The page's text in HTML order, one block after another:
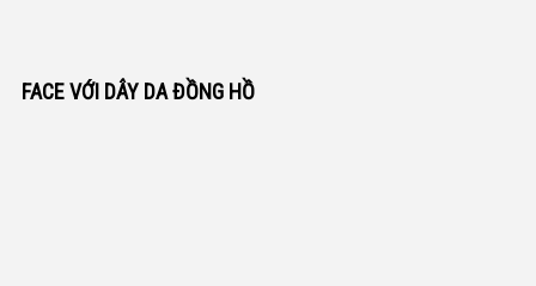
FACE VỚI DÂY DA ĐỒNG HỒ